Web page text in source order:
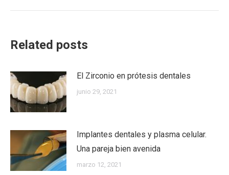
Related posts
El Zirconio en prótesis dentales
junio 29, 2021
Implantes dentales y plasma celular.
Una pareja bien avenida
marzo 12, 2021